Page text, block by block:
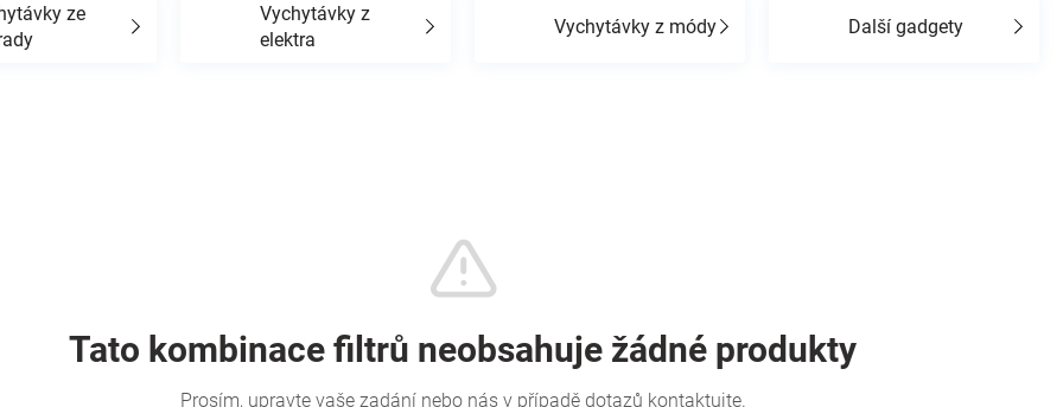
ze
Vychytávky z
elektra
Vychytávky z módy Další gadgety